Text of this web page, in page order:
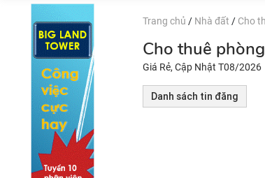
Trang chủ / Nhà đất / Cho
Cho thuê
Giá Rẻ, Cập Nhật T08/2026
Danh sách tin đăng